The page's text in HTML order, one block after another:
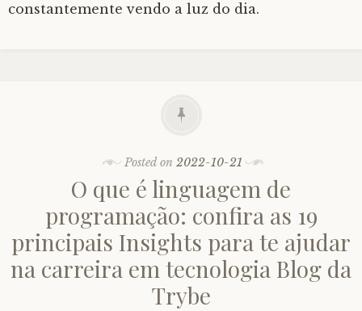
constantemente vendo a luz do dia.
Posted on2022-10-21
O que é linguagem de
programação: confira as 19
principais Insights para te ajudar
na carreira em tecnologia Blog da
Trybe